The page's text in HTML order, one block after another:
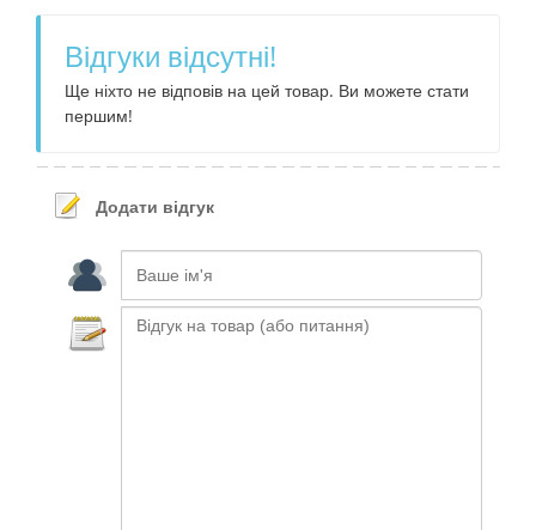
Відгуки відсутні!
Ще ніхто не відповів на цей товар. Ви можете стати
першим!
Додати відгук